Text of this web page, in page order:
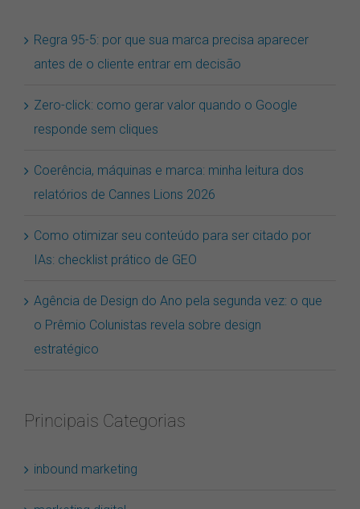
Regra 95-5: por que sua marca precisa aparecer
antes de o cliente entrar em decisão
Zero-click: como gerar valor quando o Google
responde sem cliques
Coerência, máquinas e marca: minha leitura dos
relatórios de Cannes Lions 2026
Como otimizar seu conteúdo para ser citado por
IAs: checklist prático de GEO
Agência de Design do Ano pela segunda vez: o que
o Prêmio Colunistas revela sobre design
estratégico
Principais Categorias
inbound marketing